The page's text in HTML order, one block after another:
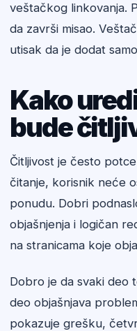
veštačkog linkovanja.
da završi misao.
utisak da je dodat
Kako
bude
Čitljivost je često
čitanje, korisnik neće
ponudu. Dobri
objašnjenja i logičan
na stranicama koje
Dobro je da svaki deo
deo objašnjava
pokazuje grešku,